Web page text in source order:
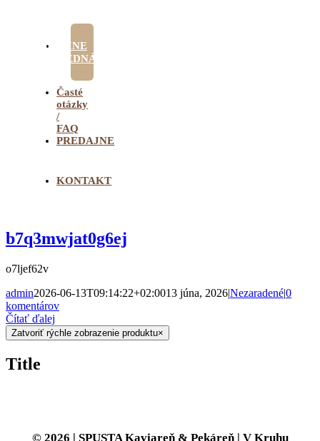
ONLINE
OBJEDNÁVKA
Časté
otázky
/
FAQ
PREDAJNE
KONTAKT
b7q3mwjat0g6ej
o7ljef62v
admin2026-06-13T09:14:22+02:0013 júna, 2026|Nezaradené|0
komentárov
Čítať ďalej
Zatvoriť rýchle zobrazenie produktu×
Title
© 2026 | SPUSTA Kaviareň & Pekáreň | V Kruhu